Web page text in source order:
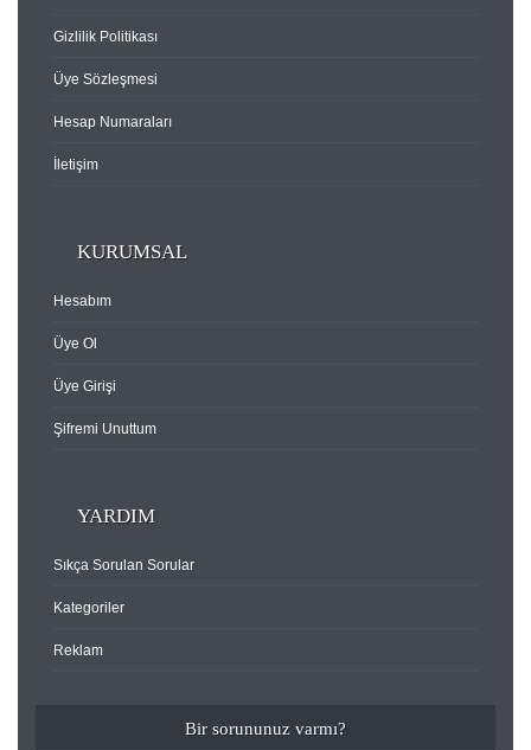
Gizlilik Politikası
Üye Sözleşmesi
Hesap Numaraları
İletişim
KURUMSAL
Hesabım
Üye Ol
Üye Girişi
Şifremi Unuttum
YARDIM
Sıkça Sorulan Sorular
Kategoriler
Reklam
Bir sorununuz varmı?